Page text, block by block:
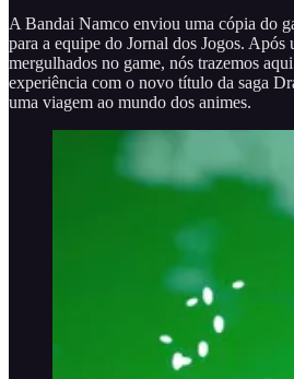
A Bandai Namco enviou uma cópia do
para a equipe do Jornal dos Jogos. Após
mergulhados no game, nós trazemos
experiência com o novo título da saga
uma viagem ao mundo dos animes.